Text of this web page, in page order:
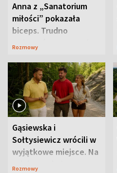
Anna z „Sanatorium
miłości” pokazała
biceps. Trudno
uwierzyć, co przeszła
Rozmowy
Gąsiewska i
Sołtysiewicz wrócili w
wyjątkowe miejsce. Na
szlaku czekał
Rozmowy